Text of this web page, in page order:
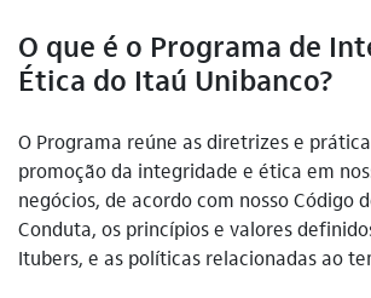
O que é o Programa de
Ética do Itaú Unibanco?
O Programa reúne as diretrizes e
promoção da integridade e ética em
negócios, de acordo com nosso Código
Conduta, os princípios e valores
Itubers, e as políticas relacionadas ao